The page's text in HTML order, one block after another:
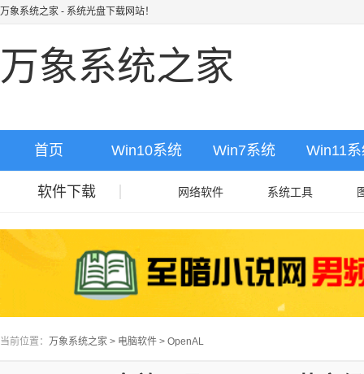
万象系统之家 - 系统光盘下载网站！
万象系统之家
首页 Win10系统 Win7系统 Win11
软件下载 网络软件 系统工具
当前位置： 万象系统之家 > 电脑软件 > OpenAL